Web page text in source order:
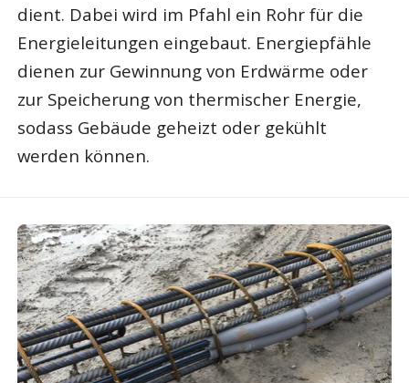
dient. Dabei wird im Pfahl ein Rohr für die
Energieleitungen eingebaut. Energiepfähle
dienen zur Gewinnung von Erdwärme oder
zur Speicherung von thermischer Energie,
sodass Gebäude geheizt oder gekühlt
werden können.